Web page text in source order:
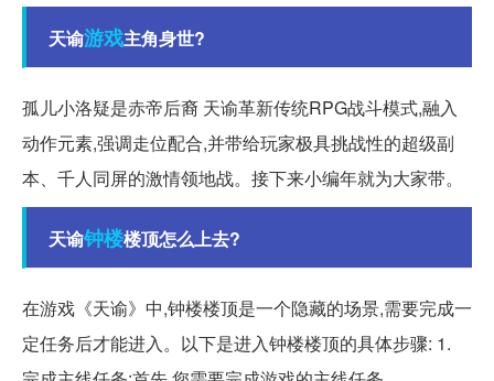
天谕游戏主角身世?
孤儿小洛疑是赤帝后裔 天谕革新传统RPG战斗模式,融入
动作元素,强调走位配合,并带给玩家极具挑战性的超级副
本、千人同屏的激情领地战。接下来小编年就为大家带。
天谕钟楼楼顶怎么上去?
在游戏《天谕》中,钟楼楼顶是一个隐藏的场景,需要完成一
定任务后才能进入。以下是进入钟楼楼顶的具体步骤: 1.